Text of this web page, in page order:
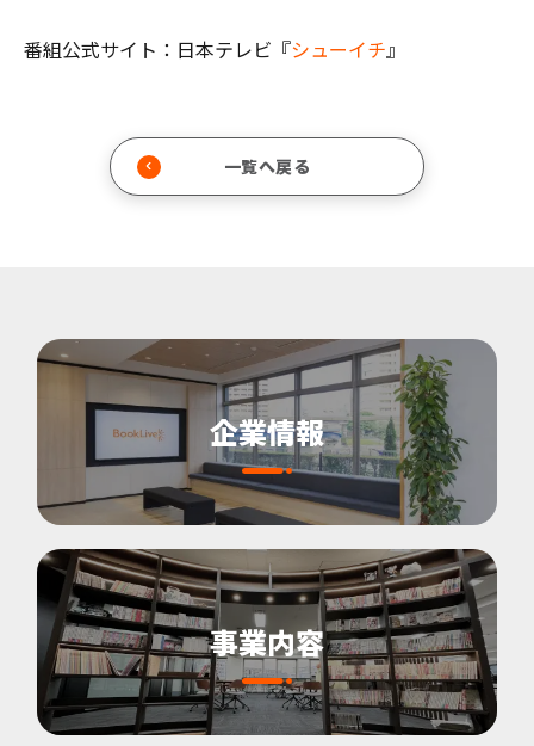
番組公式サイト：日本テレビ『シューイチ』
一覧へ戻る
企業情報
事業内容